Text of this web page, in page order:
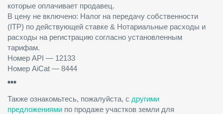
которые оплачивает продавец.
В цену не включено: Налог на передачу собственности
(ITP) по действующей ставке & Нотариальные расходы и
расходы на регистрацию согласно установленным
тарифам.
Номер API — 12133
Номер AiCat — 8444
***
Также ознакомьтесь, пожалуйста, с другими
предложениями по продаже участков земли для